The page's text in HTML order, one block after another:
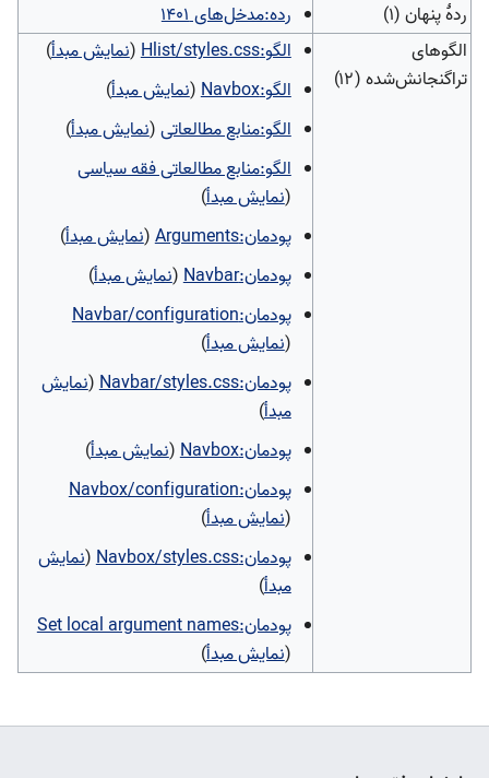
ردهٔ پنهان (۱)
رده:مدخل‌های ۱۴۰۱
الگوهای
تراگنجانش‌شده (۱۲)
الگو:Hlist/styles.css (نمایش مبدأ)
الگو:Navbox
(نمایش مبدأ)
الگو:منابع مطالعاتی(نمایش مبدأ)
الگو:منابع مطالعاتی فقه سیاسی
(نمایش مبدأ)
پودمان:Arguments
(نمایش مبدأ)
پودمان:Navbar
(نمایش مبدأ)
پودمان:Navbar/configuration
(نمایش مبدأ)
پودمان:Navbar/styles.css
(نمایش
مبدأ)
پودمان:Navbox
(نمایش مبدأ)
پودمان:Navbox/configuration
(نمایش مبدأ)
پودمان:Navbox/styles.css
(نمایش
مبدأ)
پودمان:Set local argument names
(نمایش مبدأ)